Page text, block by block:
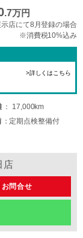
.7万円
店にて8月登録の場合
※消費税10%込み
>詳しくはこちら
17,000km
定期点検整備付
店
お問合せ